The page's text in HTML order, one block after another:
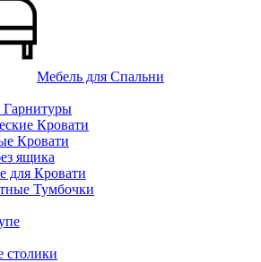
Мебель для Спальни
Кровати
Кровати
ящика
для Кровати
Тумбочки
столики